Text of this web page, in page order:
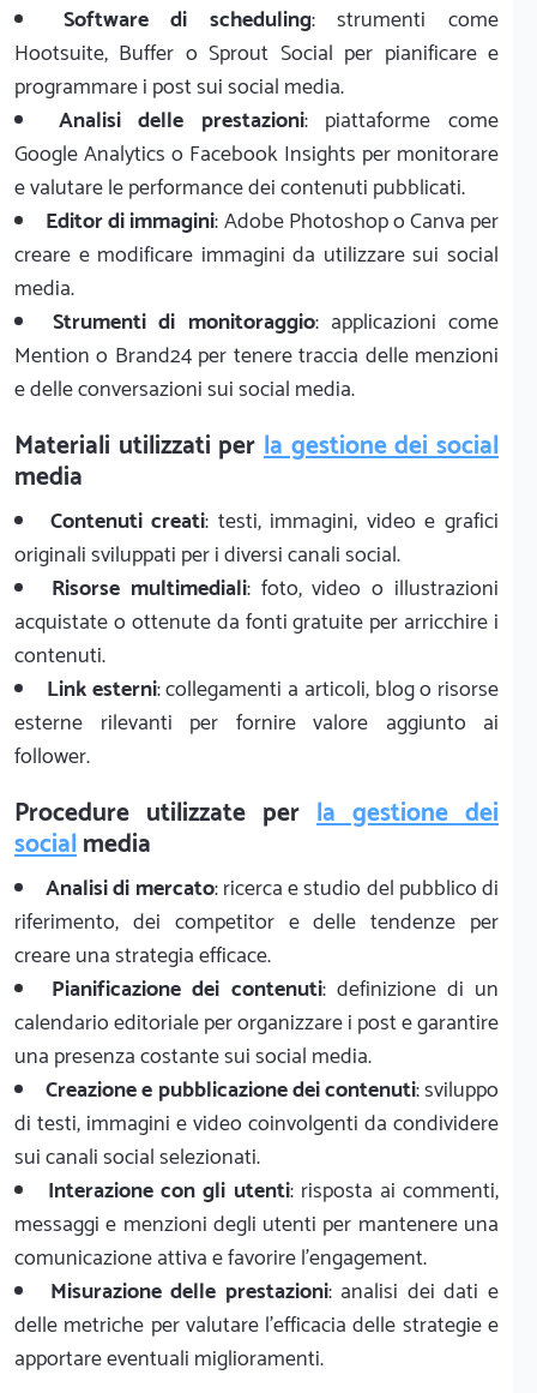
Software di scheduling: strumenti come
Hootsuite, Buffer o Sprout Social per pianificare e
programmare i post sui social media.
Analisi delle prestazioni: piattaforme come
Google Analytics o Facebook Insights per monitorare
e valutare le performance dei contenuti pubblicati.
Editor di immagini: Adobe Photoshop o Canva per
creare e modificare immagini da utilizzare sui social
media.
Strumenti di monitoraggio: applicazioni come
Mention o Brand24 per tenere traccia delle menzioni
e delle conversazioni sui social media.
Materiali utilizzati per la gestione dei social
media
Contenuti creati: testi, immagini, video e grafici
originali sviluppati per i diversi canali social.
Risorse multimediali: foto, video o illustrazioni
acquistate o ottenute da fonti gratuite per arricchire i
contenuti.
Link esterni: collegamenti a articoli, blog o risorse
esterne rilevanti per fornire valore aggiunto ai
follower.
Procedure utilizzate per la gestione dei
socialmedia
Analisi di mercato: ricerca e studio del pubblico di
riferimento, dei competitor e delle tendenze per
creare una strategia efficace.
Pianificazione dei contenuti: definizione di un
calendario editoriale per organizzare i post e garantire
una presenza costante sui social media.
Creazione e pubblicazione dei contenuti: sviluppo
di testi, immagini e video coinvolgenti da condividere
sui canali social selezionati.
Interazione con gli utenti: risposta ai commenti,
messaggi e menzioni degli utenti per mantenere una
comunicazione attiva e favorire l'engagement.
Misurazione delle prestazioni: analisi dei dati e
delle metriche per valutare l'efficacia delle strategie e
apportare eventuali miglioramenti.